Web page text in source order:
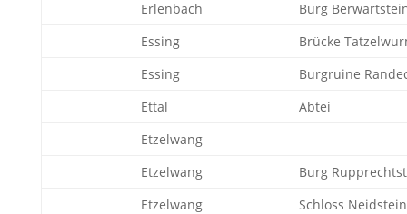
Erlenbach
Burg
Essing
Brücke
Essing
Burgruine
Ettal
Abtei
Etzelwang
Etzelwang
Burg
Etzelwang
Schloss Neidstein